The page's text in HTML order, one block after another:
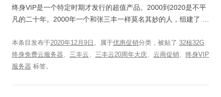
终身VIP是一个特定时期才发行的超值产品。2000到2020是不平
凡的二十年。2000年一个和张三丰一样莫名其妙的人，组建了 …
本条目发布于2020年12月9日 。属于优惠促销分类，被贴了 32核32G
终身免费云服务器、 三丰云、 三丰云20周年大庆、 云商促销、 终身VIP
服务器 标签。